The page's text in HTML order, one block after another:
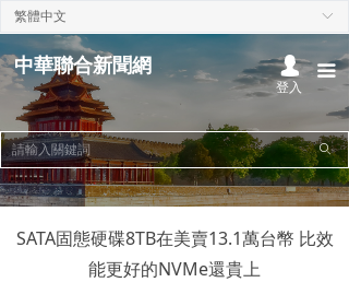
끀
首頁
熱點聚焦
本地時事
中華時事
ꄙ
中華聯合新聞網 넙
登入
ꀅ
繁體中文
SATA固態硬碟8TB在美賣13.1萬台幣 比效
能更好的NVMe還貴上